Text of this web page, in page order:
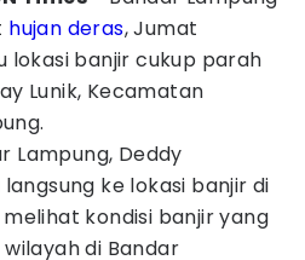
hujan deras, Jumat
lokasi banjir cukup parah
Lunik, Kecamatan
Lampung, Deddy
ke lokasi banjir di
melihat kondisi banjir yang
di Bandar